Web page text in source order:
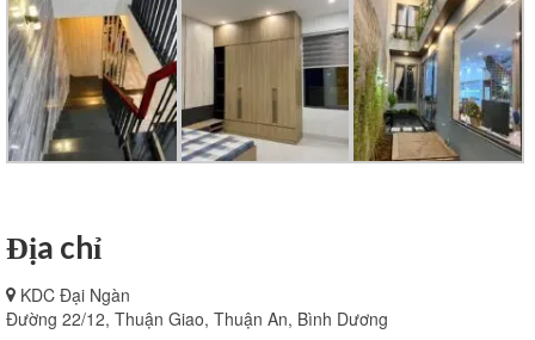
Địa chỉ
KDC Đại Ngàn
Đường 22/12, Thuận Giao, Thuận An, Bình Dương